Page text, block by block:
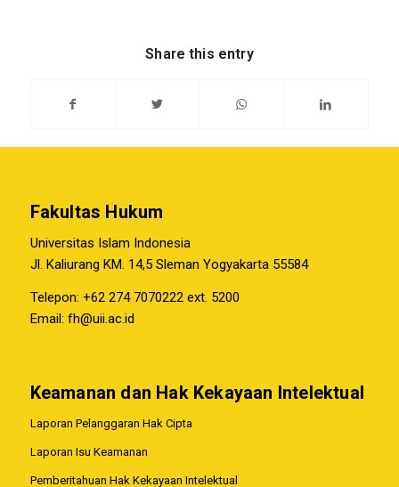
Share this entry
Fakultas Hukum
Universitas Islam Indonesia
Jl. Kaliurang KM. 14,5 Sleman Yogyakarta 55584
Telepon: +62 274 7070222 ext. 5200
Email: fh@uii.ac.id
Keamanan dan Hak Kekayaan Intelektual
Laporan Pelanggaran Hak Cipta
Laporan Isu Keamanan
Pemberitahuan Hak Kekayaan Intelektual